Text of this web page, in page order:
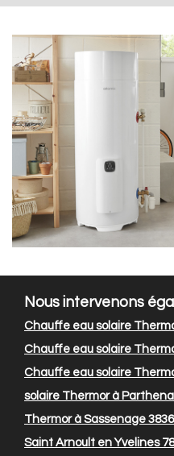
Nous intervenons
Chauffe eau solaire
Chauffe eau solaire
Chauffe eau solaire
solaire Thermor à
Thermor à Sassenage
Saint Arnoult en Yvelines